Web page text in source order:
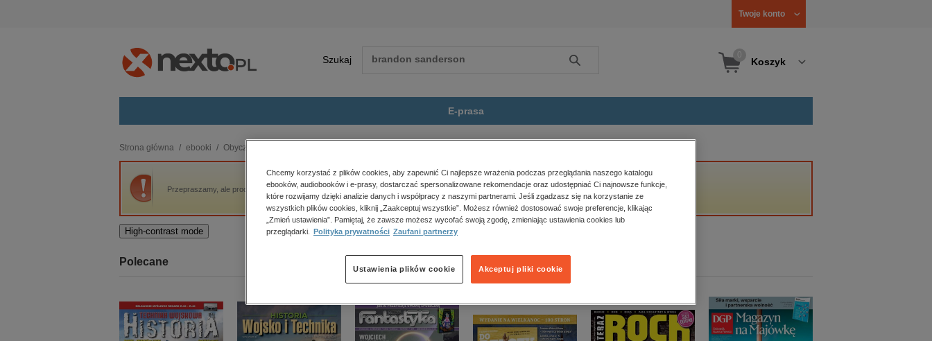
Twoje konto
Szukaj Szukaj Koszyk
E-prasa
budownictwo, aranżacja wnętrz
biznesowe, branżowe, gospodarka
darmowe wydania
edukacja
kobiece, lifestyle, kultura
polityka, społeczno-informacyjne
psychologiczne
inne
popularno-naukowe
historia
zdrowie
religie
Strona główna ebooki Obyczajowe
Przepraszamy, ale produkt „Siła jej piękna” nie jest dostępny.
High-contrast mode
Polecane
Chcemy korzystać z plików cookies, aby zapewnić Ci najlepsze wrażenia podczas przeglądania naszego katalogu
ebooków, audiobooków i e-prasy, dostarczać spersonalizowane rekomendacje oraz udostępniać Ci najnowsze funkcje,
które rozwijamy dzięki analizie danych i współpracy z naszymi partnerami. Jeśli zgadzasz się na korzystanie ze
wszystkich plików cookies, kliknij „Zaakceptuj wszystkie”. Możesz również dostosować swoje preferencje, klikając
„Zmień ustawienia”. Pamiętaj, że zawsze możesz wycofać swoją zgodę, zmieniając ustawienia cookies lub
przeglądarki.
Polityka prywatności Zaufani partnerzy
Akceptuj pliki cookie
Ustawienia plików cookie